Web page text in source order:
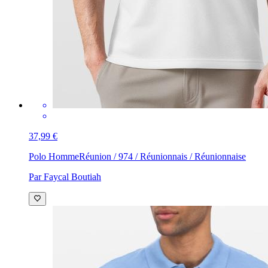
37,99 €
Polo HommeRéunion / 974 / Réunionnais / Réunionnaise
Par Faycal Boutiah